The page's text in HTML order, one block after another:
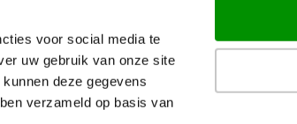
voor social media te
uw gebruik van onze site
deze gegevens
verzameld op basis van